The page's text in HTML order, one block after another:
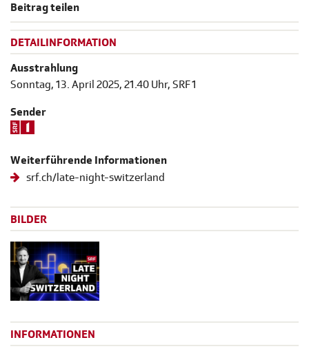
Beitrag teilen
DETAILINFORMATION
Ausstrahlung
Sonntag, 13. April 2025, 21.40 Uhr, SRF 1
Sender
Weiterführende Informationen
srf.ch/late-night-switzerland
BILDER
INFORMATIONEN